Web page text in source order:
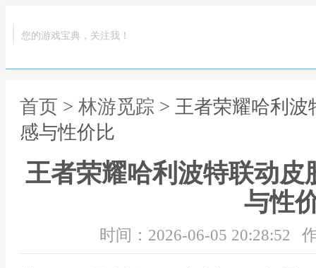
您的游戏宝典，关注我！
首页 > 林游觅踪 > 王者荣耀哈利
感与性价比
王者荣耀哈利波特联动皮
与性
时间：2026-06-05 20:28:52